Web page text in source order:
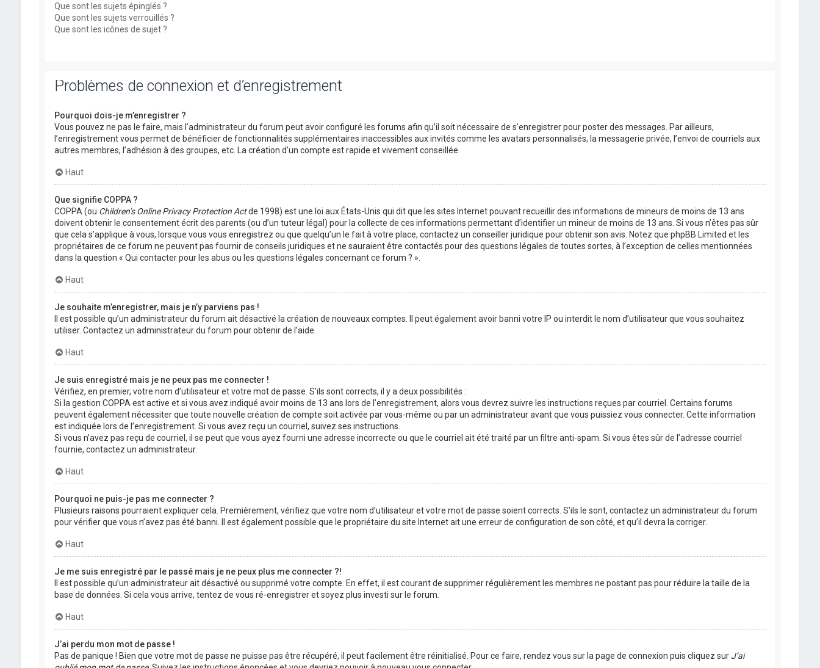
Que sont les sujets épinglés ?
Que sont les sujets verrouillés ?
Que sont les icônes de sujet ?
Problèmes de connexion et d’enregistrement
Pourquoi dois-je m’enregistrer ?
Vous pouvez ne pas le faire, mais l’administrateur du forum peut avoir configuré les forums afin qu’il soit nécessaire de s’enregistrer pour poster des messages. Par ailleurs,
l’enregistrement vous permet de bénéficier de fonctionnalités supplémentaires inaccessibles aux invités comme les avatars personnalisés, la messagerie privée, l’envoi de courriels aux
autres membres, l’adhésion à des groupes, etc. La création d’un compte est rapide et vivement conseillée.
Haut
Que signifie COPPA ?
COPPA (ou Children’s Online Privacy Protection Actde 1998) est une loi aux États-Unis qui dit que les sites Internet pouvant recueillir des informations de mineurs de moins de 13 ans
doivent obtenir le consentement écrit des parents (ou d’un tuteur légal) pour la collecte de ces informations permettant d’identifier un mineur de moins de 13 ans. Si vous n’êtes pas sûr
que cela s’applique à vous, lorsque vous vous enregistrez ou que quelqu’un le fait à votre place, contactez un conseiller juridique pour obtenir son avis. Notez que phpBB Limited et les
propriétaires de ce forum ne peuvent pas fournir de conseils juridiques et ne sauraient être contactés pour des questions légales de toutes sortes, à l’exception de celles mentionnées
dans la question « Qui contacter pour les abus ou les questions légales concernant ce forum ? ».
Haut
Je souhaite m’enregistrer, mais je n’y parviens pas !
Il est possible qu’un administrateur du forum ait désactivé la création de nouveaux comptes. Il peut également avoir banni votre IP ou interdit le nom d’utilisateur que vous souhaitez
utiliser. Contactez un administrateur du forum pour obtenir de l’aide.
Haut
Je suis enregistré mais je ne peux pas me connecter !
Vérifiez, en premier, votre nom d’utilisateur et votre mot de passe. S’ils sont corrects, il y a deux possibilités :
Si la gestion COPPA est active et si vous avez indiqué avoir moins de 13 ans lors de l’enregistrement, alors vous devrez suivre les instructions reçues par courriel. Certains forums
peuvent également nécessiter que toute nouvelle création de compte soit activée par vous-même ou par un administrateur avant que vous puissiez vous connecter. Cette information
est indiquée lors de l’enregistrement. Si vous avez reçu un courriel, suivez ses instructions.
Si vous n’avez pas reçu de courriel, il se peut que vous ayez fourni une adresse incorrecte ou que le courriel ait été traité par un filtre anti-spam. Si vous êtes sûr de l’adresse courriel
fournie, contactez un administrateur.
Haut
Pourquoi ne puis-je pas me connecter ?
Plusieurs raisons pourraient expliquer cela. Premièrement, vérifiez que votre nom d’utilisateur et votre mot de passe soient corrects. S’ils le sont, contactez un administrateur du forum
pour vérifier que vous n’avez pas été banni. Il est également possible que le propriétaire du site Internet ait une erreur de configuration de son côté, et qu’il devra la corriger.
Haut
Je me suis enregistré par le passé mais je ne peux plus me connecter ?!
Il est possible qu’un administrateur ait désactivé ou supprimé votre compte. En effet, il est courant de supprimer régulièrement les membres ne postant pas pour réduire la taille de la
base de données. Si cela vous arrive, tentez de vous ré-enregistrer et soyez plus investi sur le forum.
Haut
J’ai perdu mon mot de passe !
Pas de panique ! Bien que votre mot de passe ne puisse pas être récupéré, il peut facilement être réinitialisé. Pour ce faire, rendez vous sur la page de connexion puis cliquez sur J’ai